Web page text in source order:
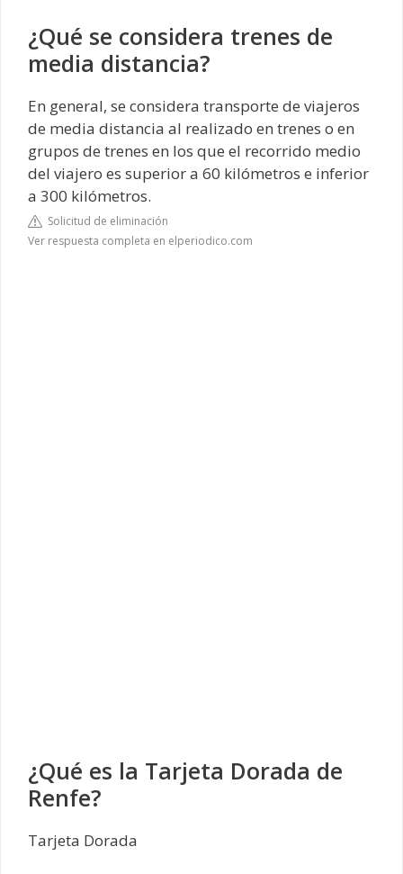
¿Qué se considera trenes de
media distancia?
En general, se considera transporte de viajeros
de media distancia al realizado en trenes o en
grupos de trenes en los que el recorrido medio
del viajero es superior a 60 kilómetros e inferior
a 300 kilómetros.
Solicitud de eliminación
Ver respuesta completa en elperiodico.com
¿Qué es la Tarjeta Dorada de
Renfe?
Tarjeta Dorada